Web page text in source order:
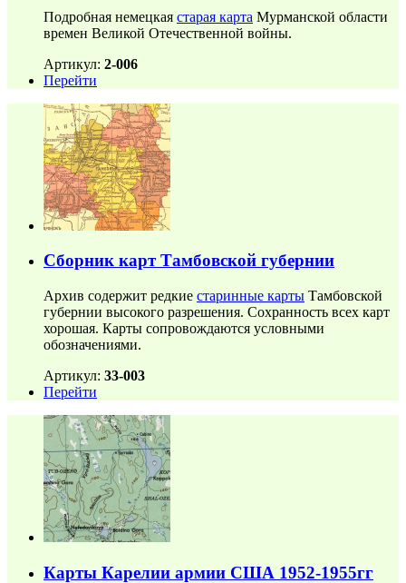
Подробная немецкая старая карта Мурманской области
времен Великой Отечественной войны.
Артикул: 2-006
Перейти
Сборник карт Тамбовской губернии
Архив содержит редкие старинные карты Тамбовской
губернии высокого разрешения. Сохранность всех карт
хорошая. Карты сопровождаются условными
обозначениями.
Артикул: 33-003
Перейти
Карты Карелии армии США 1952-1955гг